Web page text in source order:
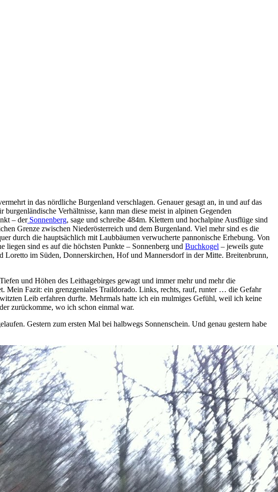
in das nördliche Burgenland verschlagen. Genauer gesagt an, in und auf das
Verhältnisse, kann man diese meist in alpinen Gegenden
– derSonnenberg, sage und schreibe 484m. Klettern und hochalpine Ausflüge sind
Grenze zwischen Niederösterreich und dem Burgenland. Viel mehr sind es die
durch die hauptsächlich mit Laubbäumen verwucherte pannonische Erhebung. Von
liegen sind es auf die höchsten Punkte – Sonnenberg und Buchkogel – jeweils gute
im Süden, Donnerskirchen, Hof und Mannersdorf in der Mitte. Breitenbrunn,
und Höhen des Leithagebirges gewagt und immer mehr und mehr die
Mein Fazit: ein grenzgeniales Traildorado. Links, rechts, rauf, runter … die Gefahr
Leib erfahren durfte. Mehrmals hatte ich ein mulmiges Gefühl, weil ich keine
zurückomme, wo ich schon einmal war.
Gestern zum ersten Mal bei halbwegs Sonnenschein. Und genau gestern habe